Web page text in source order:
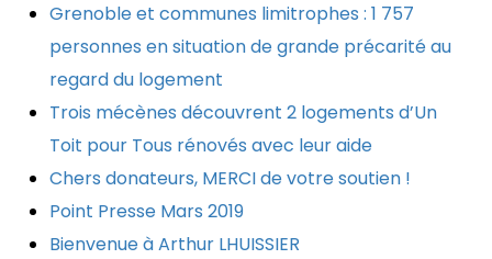
Grenoble et communes limitrophes : 1 757
personnes en situation de grande précarité au
regard du logement
Trois mécènes découvrent 2 logements d’Un
Toit pour Tous rénovés avec leur aide
Chers donateurs, MERCI de votre soutien !
Point Presse Mars 2019
Bienvenue à Arthur LHUISSIER